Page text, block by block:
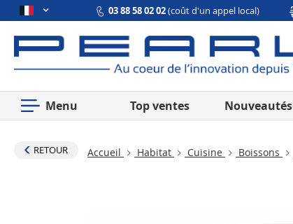
03 88 58 02 02(coût d'un appel local)
Menu Top ventes Nouveautés
RETOUR Accueil Habitat Cuisine Boissons